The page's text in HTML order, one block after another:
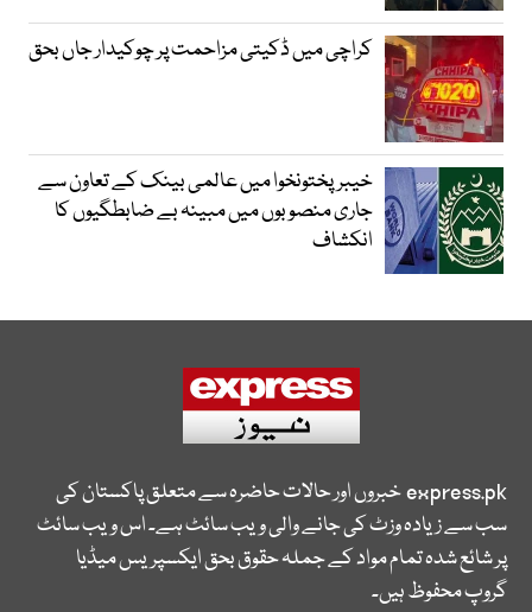
کراچی میں ڈکیتی مزاحمت پر چوکیدار جاں بحق
خیبرپختونخوا میں عالمی بینک کے تعاون سے
جاری منصوبوں میں مبینہ بے ضابطگیوں کا
انکشاف
express.pkخبروں اور حالات حاضرہ سے متعلق پاکستان کی
سب سے زیادہ وزٹ کی جانے والی ویب سائٹ ہے۔ اس ویب سائٹ
پر شائع شدہ تمام مواد کے جملہ حقوق بحق ایکسپریس میڈیا
گروپ محفوظ ہیں۔